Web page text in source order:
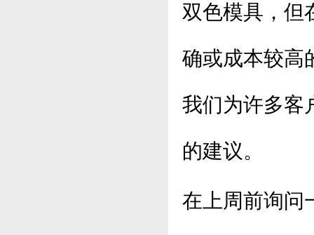
双色模具，但
确或成本较高
我们为许多客
的建议。
在上周前询问